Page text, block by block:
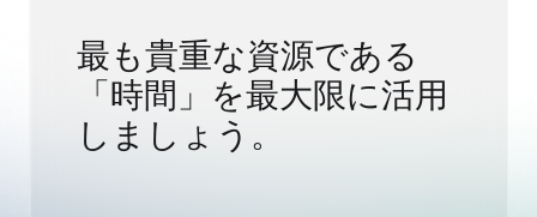
最も貴重な資源である
「時間」を最大限に活用
しましょう。